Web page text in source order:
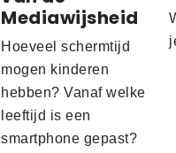
Mediawijsheid
Hoeveel schermtijd
mogen kinderen
hebben? Vanaf welke
leeftijd is een
smartphone gepast?